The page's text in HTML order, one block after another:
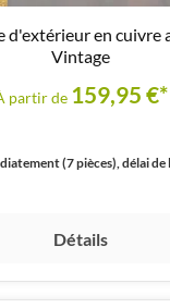
d'extérieur en cuivre
Vintage
partir de 159,95 €*
(7 pièces), délai
Détails